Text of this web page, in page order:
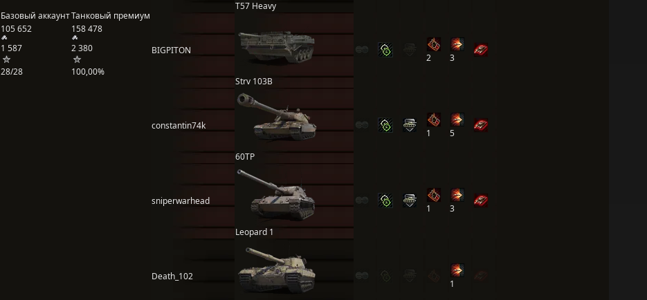
Базовый аккаунтТанковый премиум
105 652 158 478
1 587
2 380
28/28 100,00%
T57 Heavy
BIGPITON
Strv 103B
2 3
constantin74k
60TP
1 5
sniperwarhead
Leopard 1
1 3
Death_102
1